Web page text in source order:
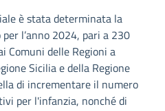
è stata determinata la
l’anno 2024, pari a 230
Comuni delle Regioni a
Sicilia e della Regione
di incrementare il numero
per l'infanzia, nonché di